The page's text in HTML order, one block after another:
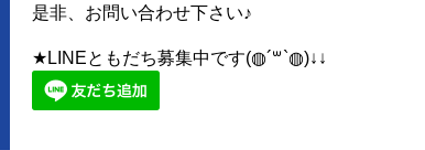
是非、お問い合わせ下さい♪
★LINEともだち募集中です(◍´꒳`◍)↓↓